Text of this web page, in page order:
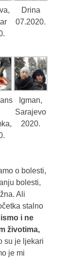
Drina
07.2020.
Igman,
Sarajevo
2020.
o bolesti,
bolesti,
Ali
stalno
i ne
životima,
su je ljekari
je mi